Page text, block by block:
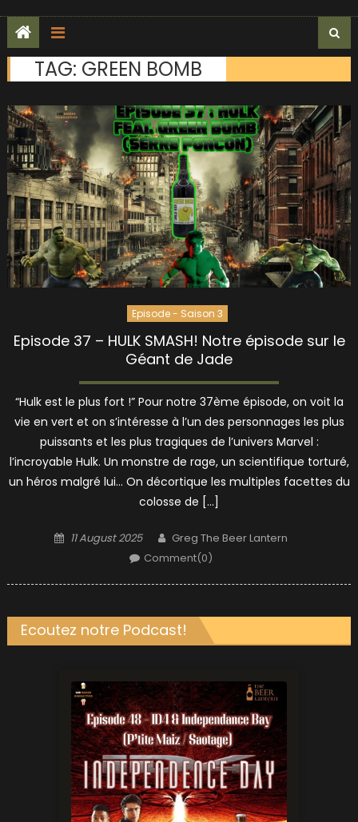
TAG: GREEN BOMB
Episode - Saison 3
Episode 37 – HULK SMASH! Notre épisode sur le
Géant de Jade
“Hulk est le plus fort !” Pour notre 37ème épisode, on voit la
vie en vert et on s’intéresse à l’un des personnages les plus
puissants et les plus tragiques de l’univers Marvel :
l’incroyable Hulk. Un monstre de rage, un scientifique torturé,
un héros malgré lui… On décortique les multiples facettes du
colosse de […]
Posted
11 August 2025 Author
Greg The Beer Lantern
Comment(0)
Ecoutez notre Podcast!